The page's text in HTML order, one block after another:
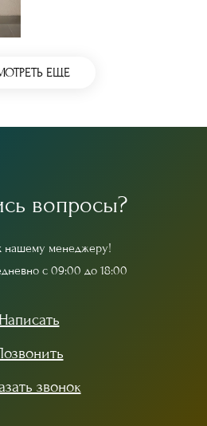
ЕЩЕ
сь вопросы?
нашему менеджеру!
дневно с 09:00 до 18:00
Написать
звонок